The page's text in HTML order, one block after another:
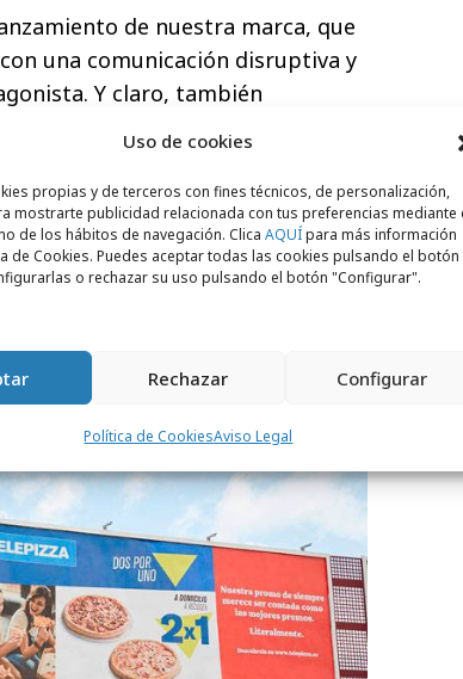
Uso de cookies
propias y de terceros con fines técnicos, de personalización,
mostrarte publicidad relacionada con tus preferencias mediante
de los hábitos de navegación. Clica AQUÍpara más información
de Cookies. Puedes aceptar todas las cookies pulsando el botón
o rechazar su uso pulsando el botón "Configurar".
Rechazar Configurar
Política de CookiesAviso Legal
de nuestra marca, que
una comunicación disruptiva y
Y claro, también
históricas como el 2x1, pero
trabajamos en cómo ser
promocional, hemos querido
que saben explicar muy bien
Chief Marketing Officer de
al que pertenece